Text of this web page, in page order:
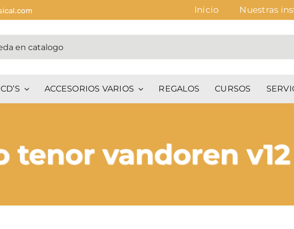
Inicio Nuestras
ACCESORIOS VARIOS REGALOS CURSOS
tenor vandoren